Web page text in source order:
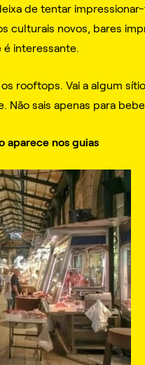
de tentar
culturais novos, bares
interessante.
rooftops. Vai a algum
Não sais apenas para
aparece nos guias